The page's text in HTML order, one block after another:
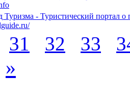
- Туристический портал о
31 32 33
»